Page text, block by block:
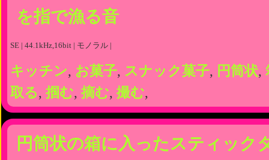
を指で漁る音
SE | 44.1kHz,16bit | モノラル |
キッチン, お菓子, スナック菓子, 円筒状,
取る, 掴む, 摘む, 撮む,
円筒状の箱に入ったスティック